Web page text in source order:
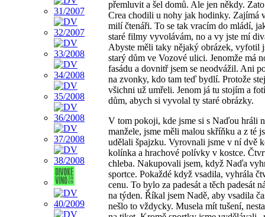
přemluvit a šel domů. Ale jen někdy.
Crea chodili u nohy jak hodinky. Zajímá
milí čtenáři. To se tak vracím do mládí,
staré filmy vyvolávám, no a vy jste mí
Abyste měli taky nějaký obrázek, vyfotil
starý dům ve Vozové ulici. Jenomže má
fasádu a dovnitř jsem se neodvážil. Ani
na zvonky, kdo tam teď bydlí. Protože
všichni už umřeli. Jenom já tu stojím a
dům, abych si vyvolal ty staré obrázky.
V tom pokoji, kde jsme si s Naďou hráli
manžele, jsme měli malou skříňku a z té
udělali špajzku. Vyrovnali jsme v ní dvě
kolínka a hrachové polívky v kostce.
chleba. Nakupovali jsem, když Naďa
sportce. Pokaždé když vsadila, vyhrála
cenu. To bylo za padesát a těch padesát
na týden. Říkal jsem Nadě, aby vsadila
nešlo to vždycky. Musela mít tušení,